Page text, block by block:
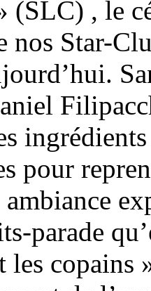
(SLC) , le
nos Star-
pour
parade
les copains